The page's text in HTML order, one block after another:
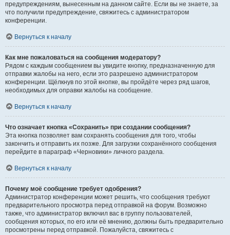
предупреждениям, вынесенным на данном сайте. Если вы не знаете, за
что получили предупреждение, свяжитесь с администратором
конференции.
Вернуться к началу
Как мне пожаловаться на сообщения модератору?
Рядом с каждым сообщением вы увидите кнопку, предназначенную для
отправки жалобы на него, если это разрешено администратором
конференции. Щёлкнув по этой кнопке, вы пройдёте через ряд шагов,
необходимых для оправки жалобы на сообщение.
Вернуться к началу
Что означает кнопка «Сохранить» при создании сообщения?
Эта кнопка позволяет вам сохранять сообщения для того, чтобы
закончить и отправить их позже. Для загрузки сохранённого сообщения
перейдите в параграф «Черновики» личного раздела.
Вернуться к началу
Почему моё сообщение требует одобрения?
Администратор конференции может решить, что сообщения требуют
предварительного просмотра перед отправкой на форум. Возможно
также, что администратор включил вас в группу пользователей,
сообщения которых, по его или её мнению, должны быть предварительно
просмотрены перед отправкой. Пожалуйста, свяжитесь с